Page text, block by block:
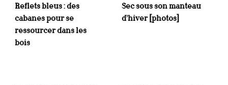
Reflets bleus : des
cabanes pour se
ressourcer dans les
bois
Sec sous son manteau
d’hiver [photos]